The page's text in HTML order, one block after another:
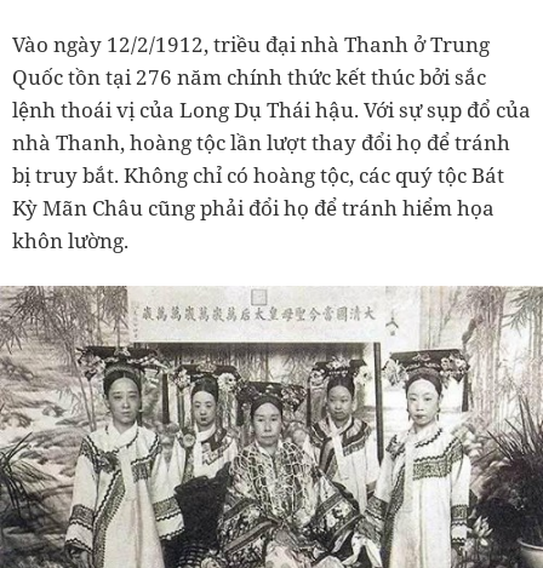
Vào ngày 12/2/1912, triều đại nhà Thanh ở Trung
Quốc tồn tại 276 năm chính thức kết thúc bởi sắc
lệnh thoái vị của Long Dụ Thái hậu. Với sự sụp đổ của
nhà Thanh, hoàng tộc lần lượt thay đổi họ để tránh
bị truy bắt. Không chỉ có hoàng tộc, các quý tộc Bát
Kỳ Mãn Châu cũng phải đổi họ để tránh hiểm họa
khôn lường.